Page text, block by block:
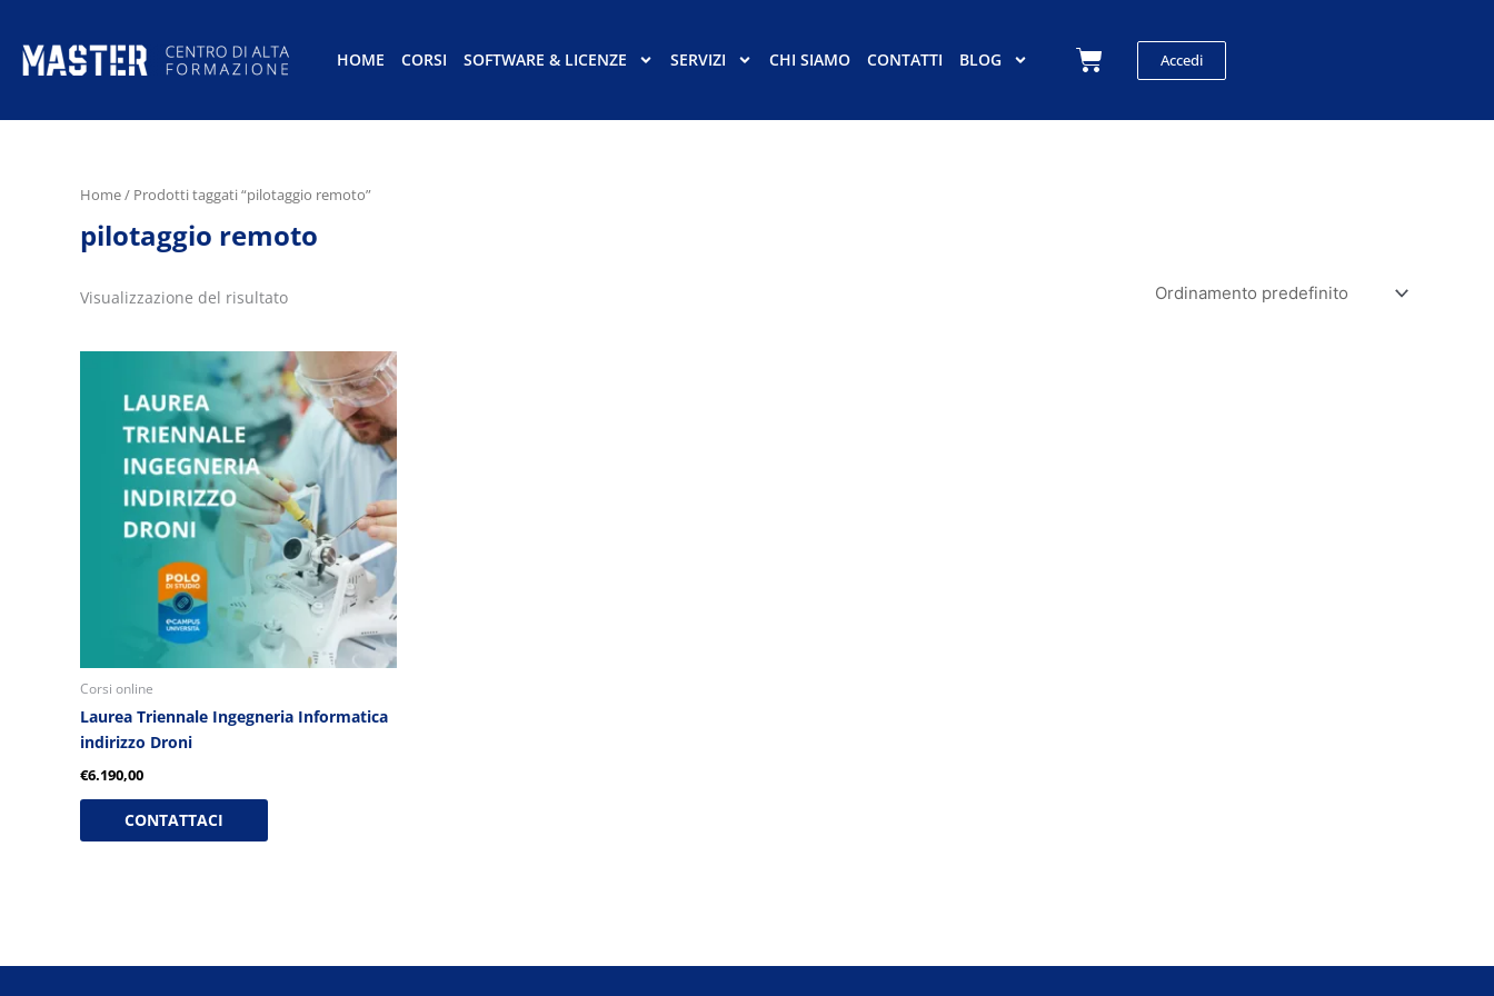
HOME CORSI SOFTWARE & LICENZE SERVIZI CHI SIAMO CONTATTI BLOG CarrelloAccedi
Home/ Prodotti taggati “pilotaggio remoto”
pilotaggio remoto
Visualizzazione del risultato
Corsi online
Laurea Triennale Ingegneria Informatica
indirizzo Droni
€6.190,00
CONTATTACI